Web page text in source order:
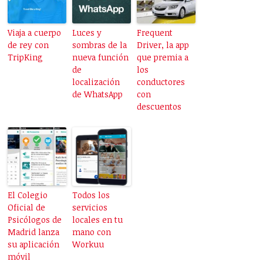
Viaja a cuerpo
de rey con
TripKing
Luces y
sombras de la
nueva función
de
localización
de WhatsApp
Frequent
Driver, la app
que premia a
los
conductores
con
descuentos
El Colegio
Oficial de
Psicólogos de
Madrid lanza
su aplicación
móvil
Todos los
servicios
locales en tu
mano con
Workuu